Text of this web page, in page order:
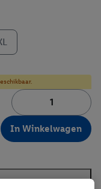
In Winkelwagen